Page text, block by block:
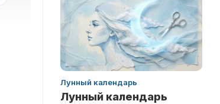
ЭРУДИЦИЮ
ЗНАМЕНИТОСТЯМ
Лунный календарь
Лунный календарь